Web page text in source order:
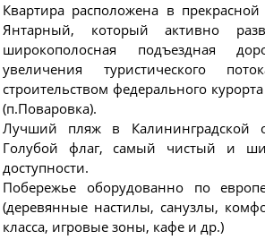
Квартира расположена в
Янтарный, который активно
широкополосная подъездная
увеличения туристического
строительством федерального
(п.Поваровка).
Лучший пляж в Калининградской
Голубой флаг, самый чистый и
доступности.
Побережье оборудованно по
(деревянные настилы, санузлы,
класса, игровые зоны, кафе и др.)